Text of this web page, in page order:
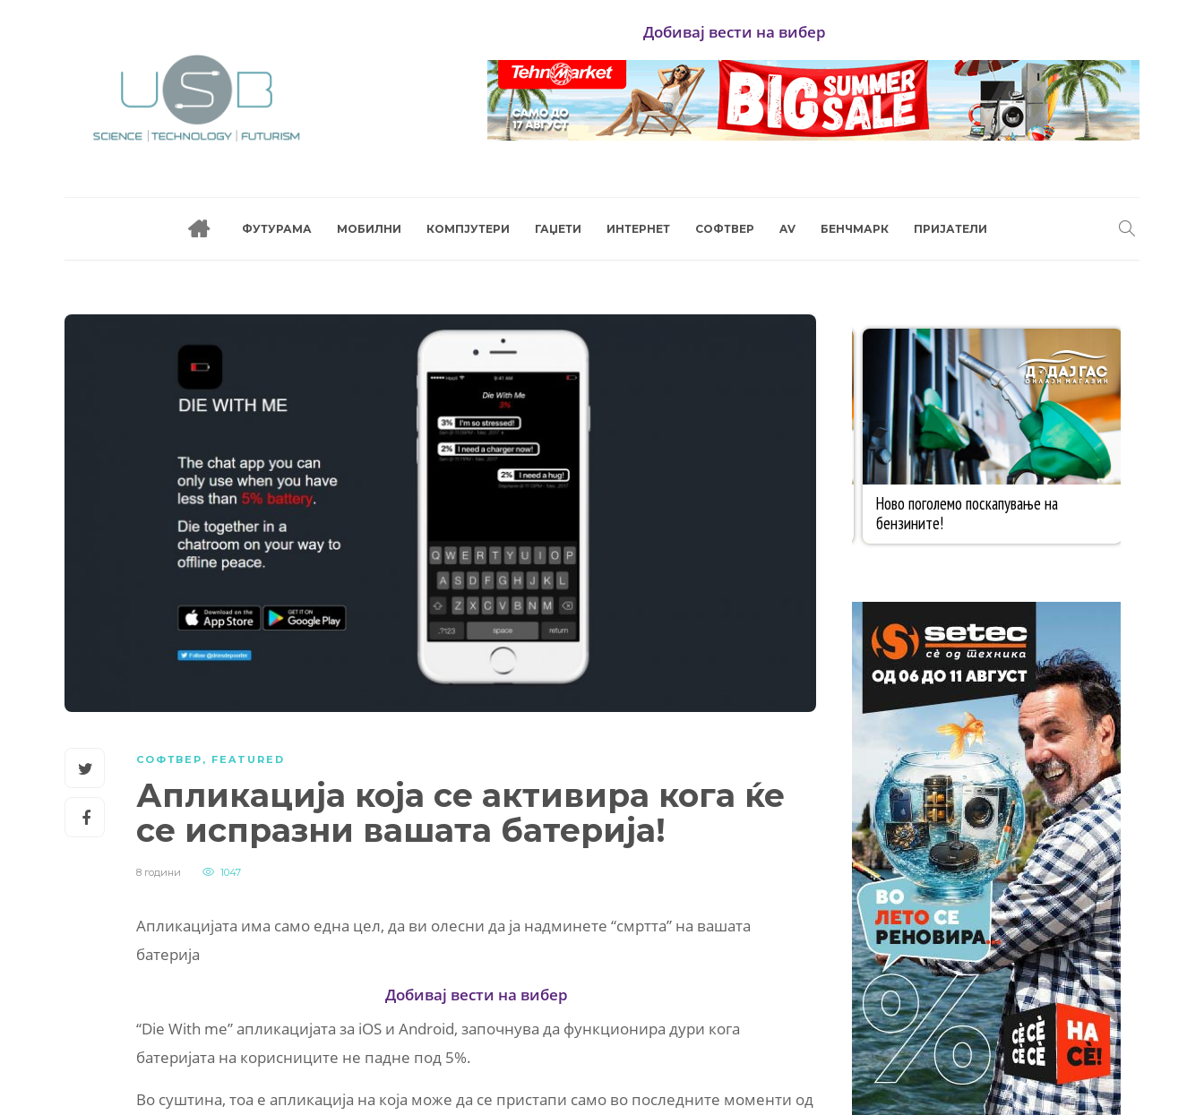
Добивај вести на вибер
ФУТУРАМА МОБИЛНИ КОМПЈУТЕРИ ГАЏЕТИ ИНТЕРНЕТ СОФТВЕР AV БЕНЧМАРК ПРИЈАТЕЛИ
СОФТВЕР , FEATURED
Апликација која се активира кога ќе
се испразни вашата батерија!
8 години 1047
Апликацијата има само една цел, да ви олесни да ја надминете “смртта” на вашата
батерија
Добивај вести на вибер
“Die With me” апликацијата за iOS и Android, започнува да функционира дури кога
батеријата на корисниците не падне под 5%.
Во суштина, тоа е апликација на која може да се пристапи само во последните моменти од